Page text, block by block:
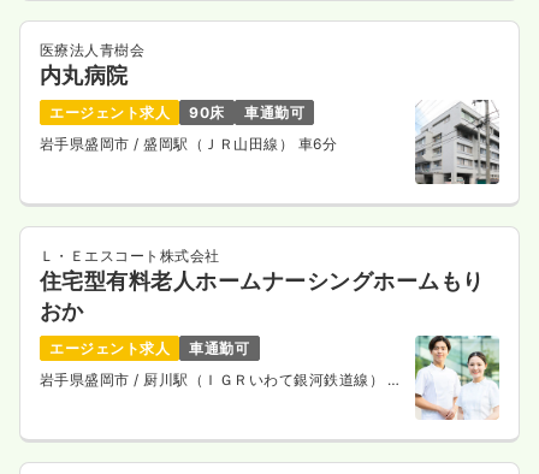
医療法人青樹会
内丸病院
エージェント求人 90床
車通勤可
岩手県盛岡市 / 盛岡駅（ＪＲ山田線） 車6分
Ｌ・Ｅエスコート株式会社
住宅型有料老人ホームナーシングホームもり
おか
エージェント求人
車通勤可
岩手県盛岡市 / 厨川駅（ＩＧＲいわて銀河鉄道線） 徒